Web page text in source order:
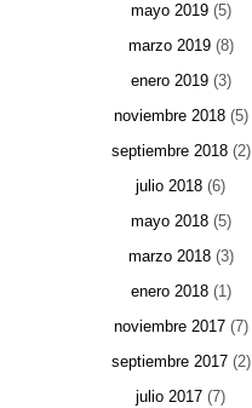
mayo 2019(5)
marzo 2019(8)
enero 2019(3)
noviembre 2018(5)
septiembre 2018(2)
julio 2018 (6)
mayo 2018(5)
marzo 2018(3)
enero 2018(1)
noviembre 2017(7)
septiembre 2017(2)
julio 2017 (7)